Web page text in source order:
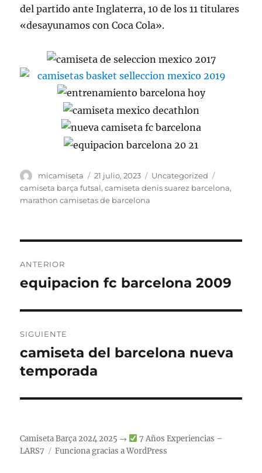
del partido ante Inglaterra, 10 de los 11 titulares
«desayunamos con Coca Cola».
Autor
micamiseta
Publicado
el
21 julio, 2023 Categorías
Uncategorized
camiseta barça futsal,camiseta denis suarez barcelona,
marathon camisetas de barcelona
de
ANTERIOR
Entrada
equipacion fc barcelona 2009
SIGUIENTE
Entrada
siguiente:
camiseta del barcelona nueva
temporada
Camiseta Barça 2024 2025 →
7 Años Experiencias –
LARS7
Funciona gracias a WordPress